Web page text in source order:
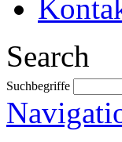
Search
Suchbegriffe